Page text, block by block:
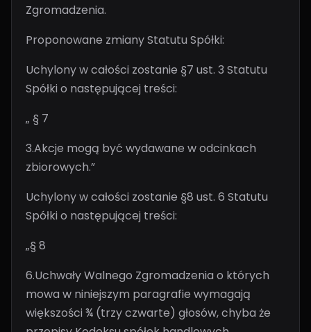
Zgromadzenia.
Proponowane zmiany Statutu Spółki:
Uchylony w całości zostanie §7 ust. 3 Statutu
Spółki o następującej treści:
„ § 7
3.Akcje mogą być wydawane w odcinkach
zbiorowych.”
Uchylony w całości zostanie §8 ust. 6 Statutu
Spółki o następującej treści:
„§ 8
6.Uchwały Walnego Zgromadzenia o których
mowa w niniejszym paragrafie wymagają
większości ¾ (trzy czwarte) głosów, chyba że